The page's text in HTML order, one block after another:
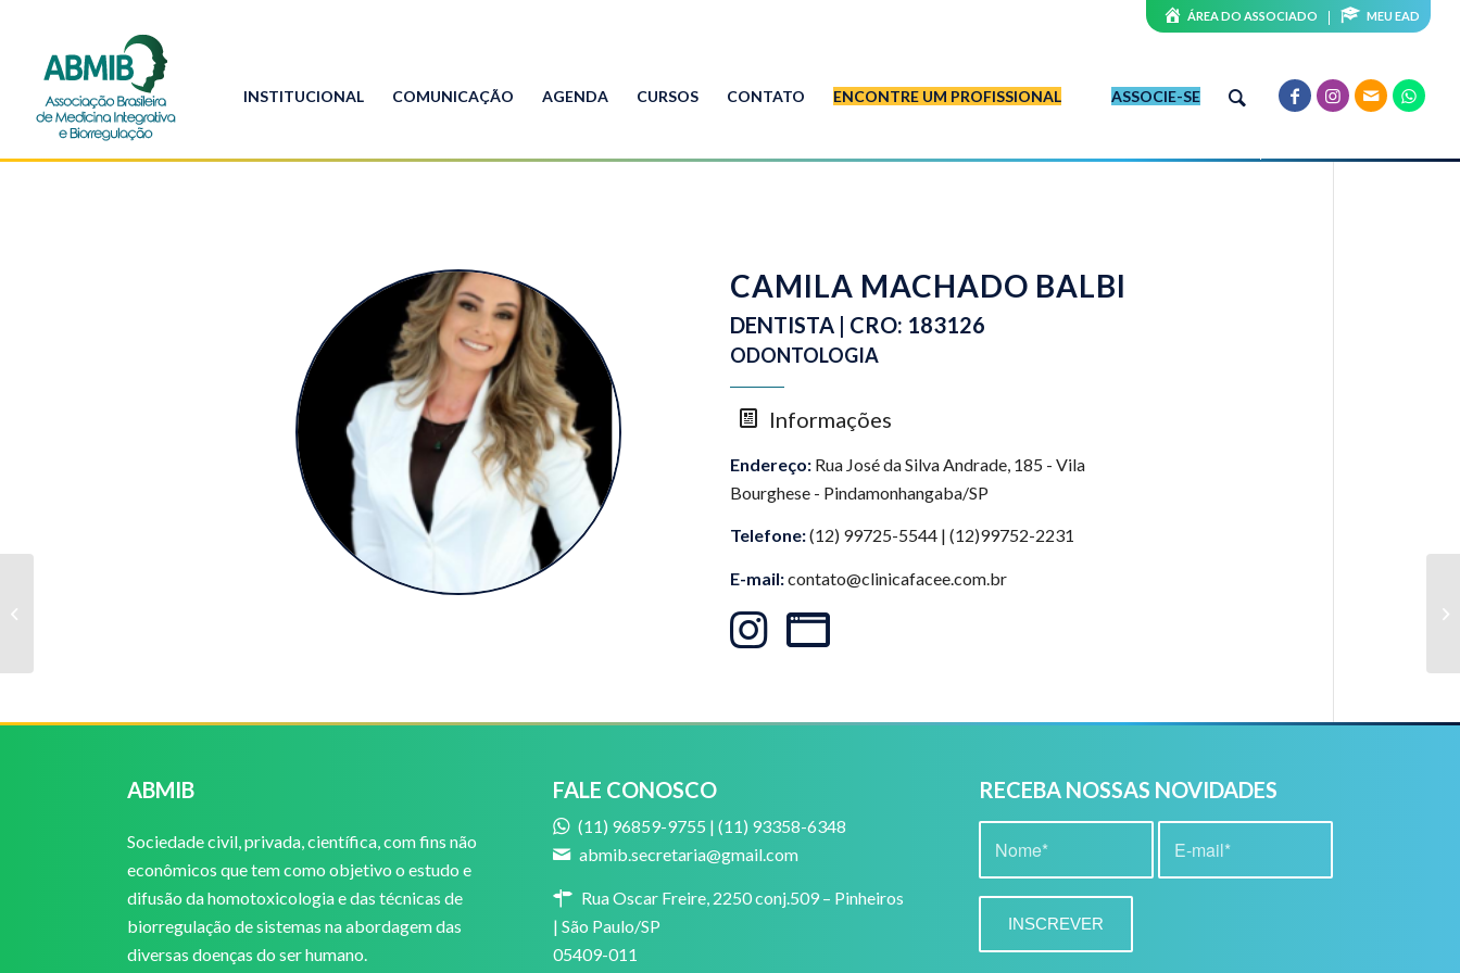
ÁREA DO ASSOCIADO MEU EAD
INSTITUCIONAL COMUNICAÇÃO AGENDA CURSOS CONTATO ENCONTRE UM PROFISSIONAL ASSOCIE-SE
CAMILA MACHADO BALBI
DENTISTA | CRO: 183126
ODONTOLOGIA
Informações
Endereço: Rua José da Silva Andrade, 185 - Vila
Bourghese - Pindamonhangaba/SP
Telefone:(12) 99725-5544 | (12)99752-2231
E-mail:contato@clinicafacee.com.br
ABMIB
Sociedade civil, privada, científica, com fins não
econômicos que tem como objetivo o estudo e
difusão da homotoxicologia e das técnicas de
biorregulação de sistemas na abordagem das
diversas doenças do ser humano.
FALE CONOSCO
(11) 96859-9755 | (11) 93358-6348
abmib.secretaria@gmail.com
Rua Oscar Freire, 2250 conj.509 – Pinheiros
| São Paulo/SP
05409-011
RECEBA NOSSAS NOVIDADES